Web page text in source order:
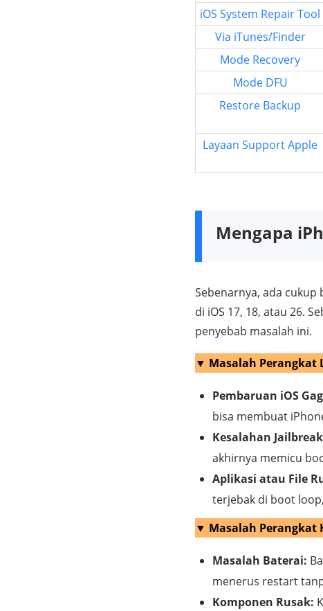
iOS System Repair Tool
Via iTunes/Finder
Mode Recovery
Mode DFU
Restore Backup
Layaan Support Apple
Mengapa
Sebenarnya, ada
di iOS 17, 18, atau 26.
penyebab masalah ini.
▼ Masalah Perangkat
Pembaruan iOS
bisa membuat
Kesalahan
akhirnya memicu
Aplikasi atau File
terjebak di boot
▼ Masalah Perangkat
Masalah Baterai:
menerus restart
Komponen Rusak: